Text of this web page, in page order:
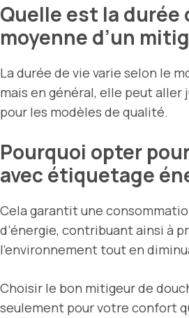
Quelle est la durée
moyenne d’un
La durée de vie varie selon le
mais en général, elle peut aller
pour les modèles de qualité.
Pourquoi opter
avec étiquetage
Cela garantit une
d’énergie, contribuant ainsi à
l’environnement tout en
Choisir le bon mitigeur de
seulement pour votre confort